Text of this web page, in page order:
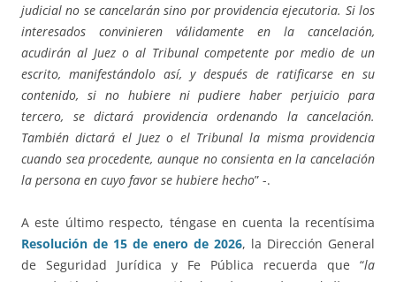
judicial no se cancelarán sino por providencia ejecutoria. Si los
interesados convinieren válidamente en la cancelación,
acudirán al Juez o al Tribunal competente por medio de un
escrito, manifestándolo así, y después de ratificarse en su
contenido, si no hubiere ni pudiere haber perjuicio para
tercero, se dictará providencia ordenando la cancelación.
También dictará el Juez o el Tribunal la misma providencia
cuando sea procedente, aunque no consienta en la cancelación
la persona en cuyo favor se hubiere hecho” -.
A este último respecto, téngase en cuenta la recentísima
Resolución de 15 de enero de 2026, la Dirección General
de Seguridad Jurídica y Fe Pública recuerda que “la